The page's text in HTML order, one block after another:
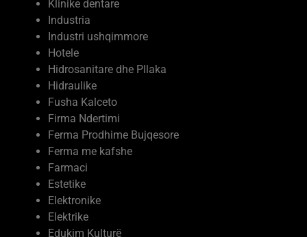
Klinike dentare
Industria
Industri ushqimmore
Hotele
Hidrosanitare dhe Pllaka
Hidraulike
Fusha Kalceto
Firma Ndertimi
Ferma Prodhime Bujqesore
Ferma me kafshe
Farmaci
Estetike
Elektronike
Elektrike
Edukim Kulturë